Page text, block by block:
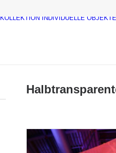
KOLLEKTION INDIVIDUELLE OBJEKTE